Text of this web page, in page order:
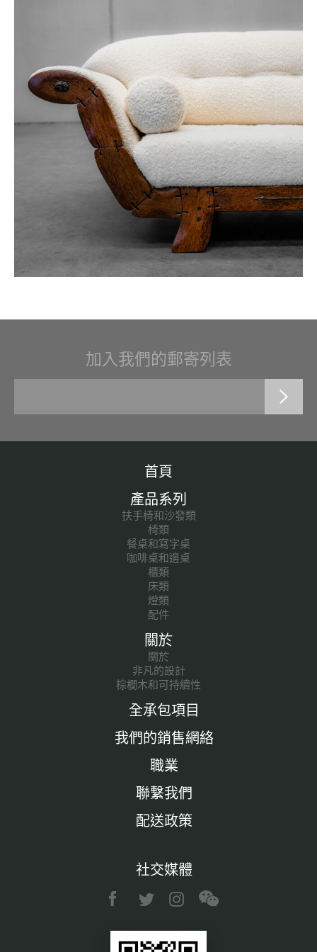
加入我們的郵寄列表
首頁
產品系列
扶手椅和沙發類
椅類
餐桌和寫字桌
咖啡桌和邊桌
櫃類
床類
燈類
配件
關於
關於
非凡的設計
棕櫚木和可持續性
全承包項目
我們的銷售網絡
職業
聯繫我們
配送政策
社交媒體